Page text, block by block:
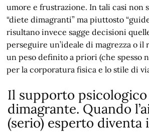
umore e frustrazione. In tali casi non
“diete dimagranti” ma piuttosto
risultano invece sagge decisioni
perseguire un’ideale di magrezza o
un peso definito a priori (che spesso
per la corporatura fisica e lo stile di
Il supporto
dimagrante. Quando
(serio) esperto diventa